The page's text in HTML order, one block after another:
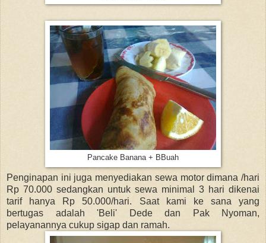
Pancake Banana + BBuah
Penginapan ini juga menyediakan sewa motor dimana /hari
Rp 70.000 sedangkan untuk sewa minimal 3 hari dikenai
tarif hanya Rp 50.000/hari. Saat kami ke sana yang
bertugas adalah 'Beli' Dede dan Pak Nyoman,
pelayanannya cukup sigap dan ramah.